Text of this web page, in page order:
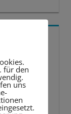
für den
uns